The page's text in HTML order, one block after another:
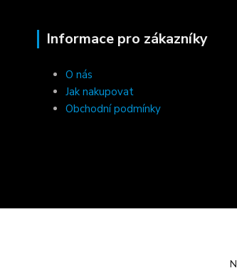
Informace pro zákazníky
O nás
Jak nakupovat
Obchodní podmínky